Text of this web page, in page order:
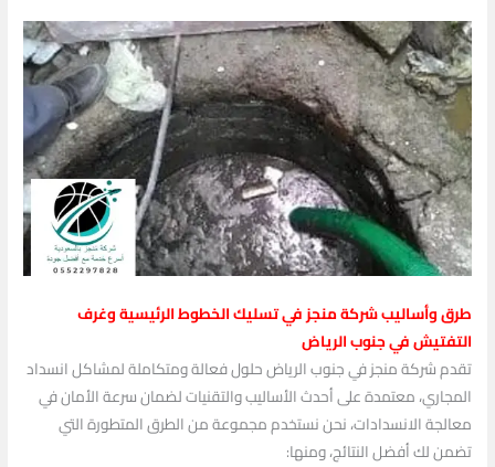
طرق وأساليب شركة منجز في تسليك الخطوط الرئيسية وغرف
التفتيش في جنوب الرياض
تقدم شركة منجز في جنوب الرياض حلول فعالة ومتكاملة لمشاكل انسداد
المجاري، معتمدة على أحدث الأساليب والتقنيات لضمان سرعة الأمان في
معالجة الانسدادات، نحن نستخدم مجموعة من الطرق المتطورة التي
تضمن لك أفضل النتائج، ومنها: